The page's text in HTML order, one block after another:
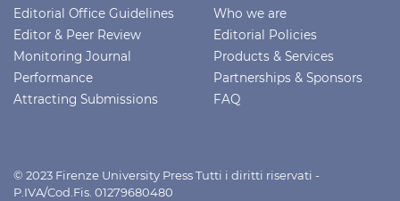
Editorial Office Guidelines
Editor & Peer Review
Monitoring Journal
Performance
Attracting Submissions
Who we are
Editorial Policies
Products & Services
Partnerships & Sponsors
FAQ
© 2023 Firenze University Press Tutti i diritti riservati -
P.IVA/Cod.Fis. 01279680480